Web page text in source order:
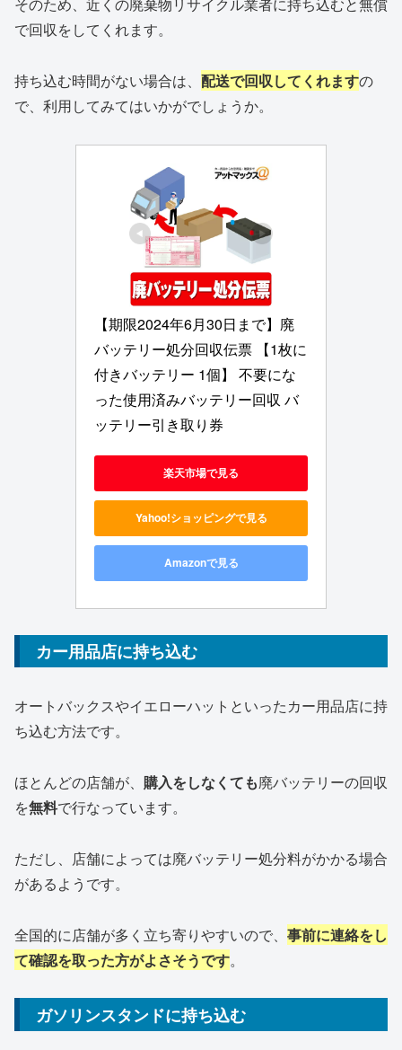
そのため、近くの廃棄物リサイクル業者に持ち込むと無償
で回収をしてくれます。
持ち込む時間がない場合は、 配送で回収してくれますの
で、利用してみてはいかがでしょうか。
【期限2024年6月30日まで】廃
バッテリー処分回収伝票 【1枚に
付きバッテリー 1個】 不要にな
った使用済みバッテリー回収 バ
ッテリー引き取り券
楽天市場で見る
Yahoo!ショッピングで見る
Amazonで見る
カー用品店に持ち込む
オートバックスやイエローハットといったカー用品店に持
ち込む方法です。
ほとんどの店舗が、 購入をしなくても廃バッテリーの回収
を無料で行なっています。
ただし、店舗によっては廃バッテリー処分料がかかる場合
があるようです。
全国的に店舗が多く立ち寄りやすいので、 事前に連絡をし
て確認を取った方がよさそうです。
ガソリンスタンドに持ち込む